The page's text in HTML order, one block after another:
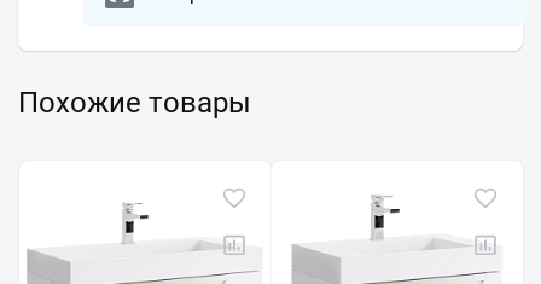
Похожие товары